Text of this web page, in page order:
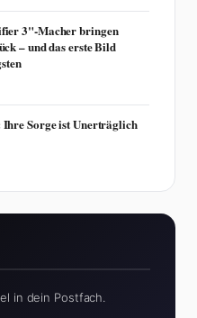
3"-Macher bringen
– und das erste Bild
Ihre Sorge ist Unerträglich
in dein Postfach.